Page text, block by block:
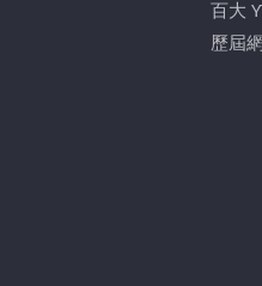
百大
歷屆